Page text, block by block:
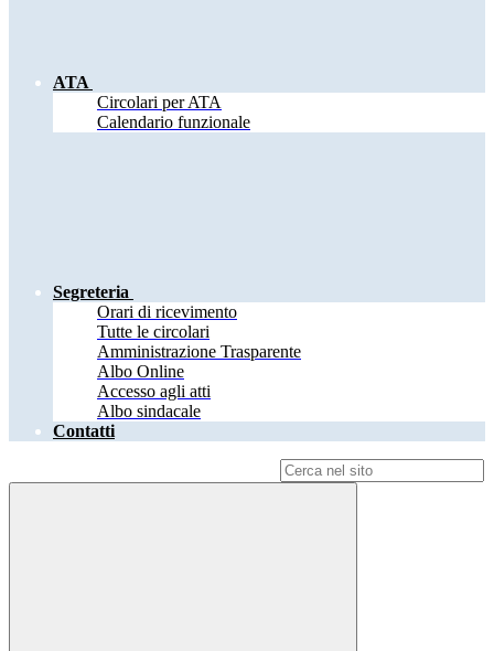
ATA
Circolari per ATA
Calendario funzionale
Segreteria
Orari di ricevimento
Tutte le circolari
Amministrazione Trasparente
Albo Online
Accesso agli atti
Albo sindacale
Contatti